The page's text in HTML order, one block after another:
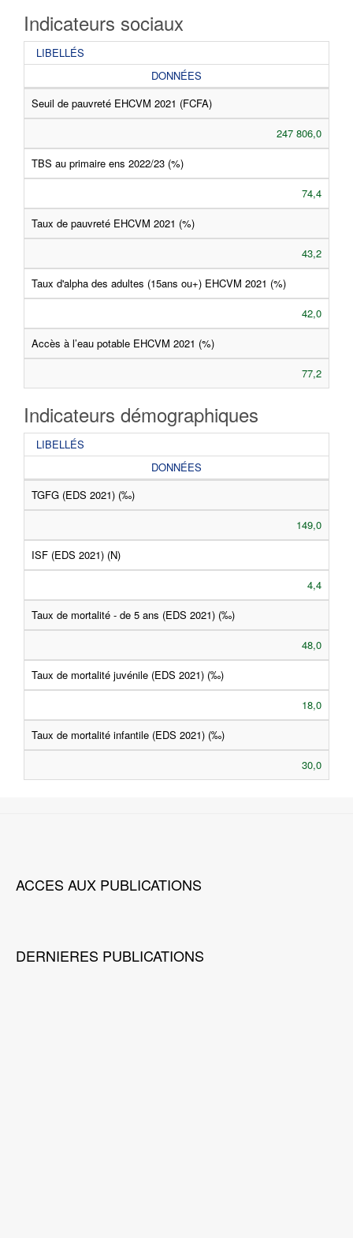
Indicateurs sociaux
LIBELLÉS
DONNÉES
Seuil de pauvreté EHCVM 2021 (FCFA)
247 806,0
TBS au primaire ens 2022/23 (%)
74,4
Taux de pauvreté EHCVM 2021 (%)
43,2
Taux d'alpha des adultes (15ans ou+) EHCVM 2021 (%)
42,0
Accès à l’eau potable EHCVM 2021 (%)
77,2
Indicateurs démographiques
LIBELLÉS
DONNÉES
TGFG (EDS 2021) (‰)
149,0
ISF (EDS 2021) (N)
4,4
Taux de mortalité - de 5 ans (EDS 2021) (‰)
48,0
Taux de mortalité juvénile (EDS 2021) (‰)
18,0
Taux de mortalité infantile (EDS 2021) (‰)
30,0
ACCES AUX PUBLICATIONS
DERNIERES PUBLICATIONS